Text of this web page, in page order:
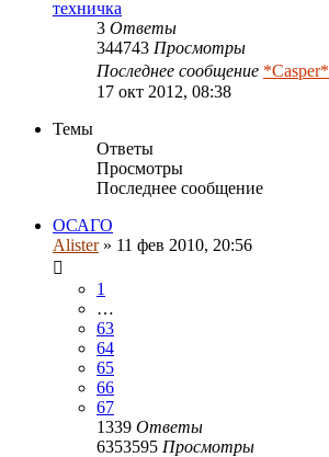
техничка
3 Ответы
344743 Просмотры
Последнее сообщение *Casper*
17 окт 2012, 08:38
Темы
Ответы
Просмотры
Последнее сообщение
ОСАГО
Alister» 11 фев 2010, 20:56
1
…
63
64
65
66
67
1339 Ответы
6353595 Просмотры